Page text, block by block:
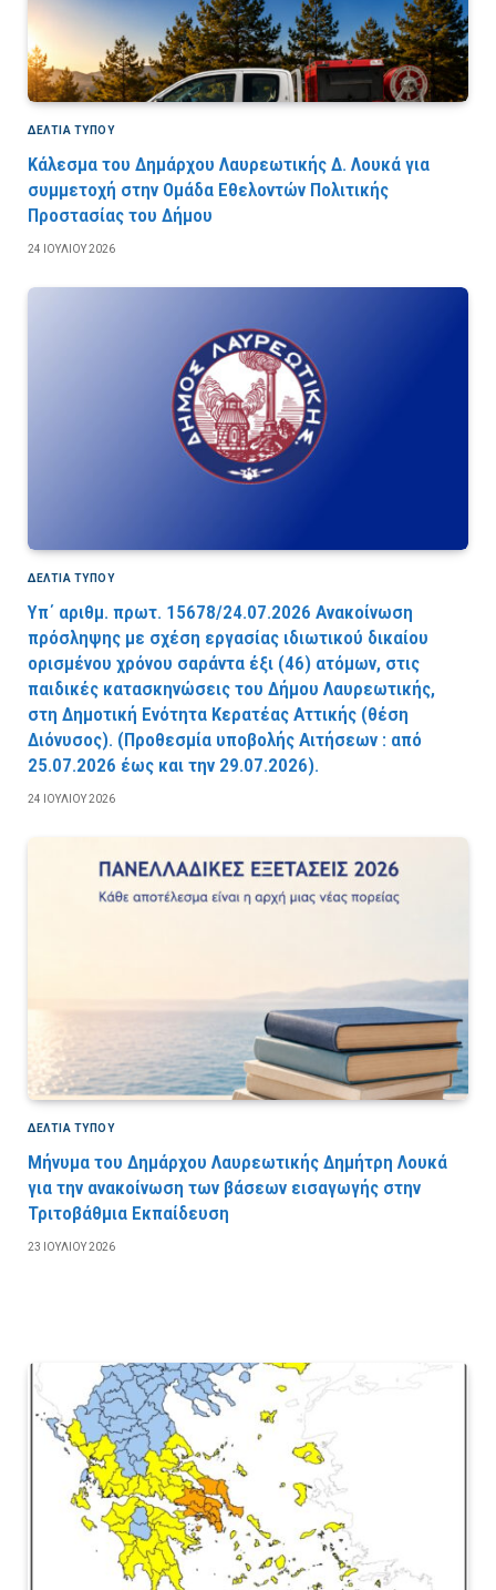
ΔΕΛΤΙΑ ΤΥΠΟΥ
Κάλεσμα του Δημάρχου Λαυρεωτικής Δ. Λουκά για
συμμετοχή στην Ομάδα Εθελοντών Πολιτικής
Προστασίας του Δήμου
24 ΙΟΥΛΊΟΥ 2026
ΔΕΛΤΙΑ ΤΥΠΟΥ
Υπ΄ αριθμ. πρωτ. 15678/24.07.2026 Ανακοίνωση
πρόσληψης με σχέση εργασίας ιδιωτικού δικαίου
ορισμένου χρόνου σαράντα έξι (46) ατόμων, στις
παιδικές κατασκηνώσεις του Δήμου Λαυρεωτικής,
στη Δημοτική Ενότητα Κερατέας Αττικής (θέση
Διόνυσος). (Προθεσμία υποβολής Αιτήσεων : από
25.07.2026 έως και την 29.07.2026).
24 ΙΟΥΛΊΟΥ 2026
ΔΕΛΤΙΑ ΤΥΠΟΥ
Μήνυμα του Δημάρχου Λαυρεωτικής Δημήτρη Λουκά
για την ανακοίνωση των βάσεων εισαγωγής στην
Τριτοβάθμια Εκπαίδευση
23 ΙΟΥΛΊΟΥ 2026